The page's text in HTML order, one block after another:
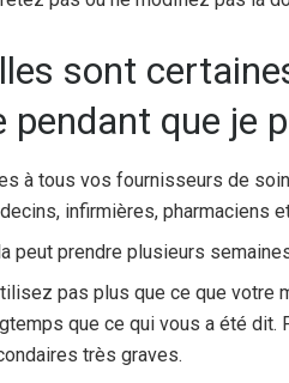
sont
pendant que je
à tous vos fournisseurs de
infirmières, pharmaciens
peut prendre plusieurs
pas plus que ce que votre
que ce qui vous a été dit.
très graves.